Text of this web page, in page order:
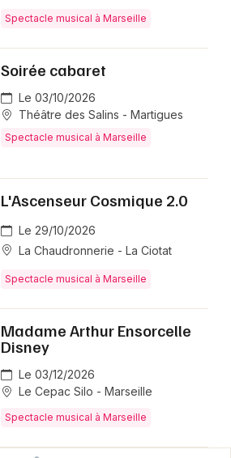
Spectacle musical à Marseille
Soirée cabaret
Le 03/10/2026
Théâtre des Salins - Martigues
Spectacle musical à Marseille
L'Ascenseur Cosmique 2.0
Le 29/10/2026
La Chaudronnerie - La Ciotat
Spectacle musical à Marseille
Madame Arthur Ensorcelle
Disney
Le 03/12/2026
Le Cepac Silo - Marseille
Spectacle musical à Marseille